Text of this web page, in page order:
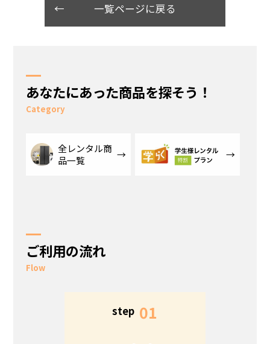
一覧ページに戻る
あなたにあった商品を探そう！
Category
全レンタル商
品一覧
ご利用の流れ
Flow
step 01